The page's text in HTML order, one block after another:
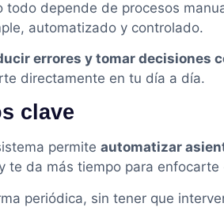
depende de procesos
automatizado y controlado.
errores y tomar decisiones
directamente en tu día a día.
clave
permite automatizar
te da más tiempo para
periódica, sin tener que